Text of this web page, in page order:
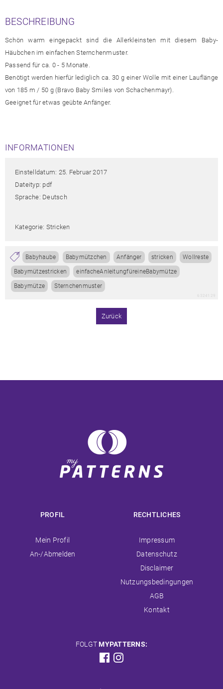
BESCHREIBUNG
Schön warm eingepackt sind die Allerkleinsten mit diesem Baby-
Häubchen im einfachen Sternchenmuster.
Passend für ca. 0 - 5 Monate.
Benötigt werden hierfür lediglich ca. 30 g einer Wolle mit einer Lauflänge
von 185 m / 50 g (Bravo Baby Smiles von Schachenmayr).
Geeignet für etwas geübte Anfänger.
INFORMATIONEN
Einstelldatum: 25. Februar 2017
Dateityp: pdf
Sprache: Deutsch
Kategorie: Stricken
Babyhaube Babymützchen Anfänger stricken Wollreste
Babymützestricken einfacheAnleitungfüreineBabymütze
Babymütze Sternchenmuster
Zurück
PROFIL
Navigation
überspringen
Mein Profil
An-/Abmelden
RECHTLICHES
Navigation
überspringen
Impressum
Datenschutz
Disclaimer
Nutzungsbedingungen
AGB
Kontakt
FOLGT MYPATTERNS: